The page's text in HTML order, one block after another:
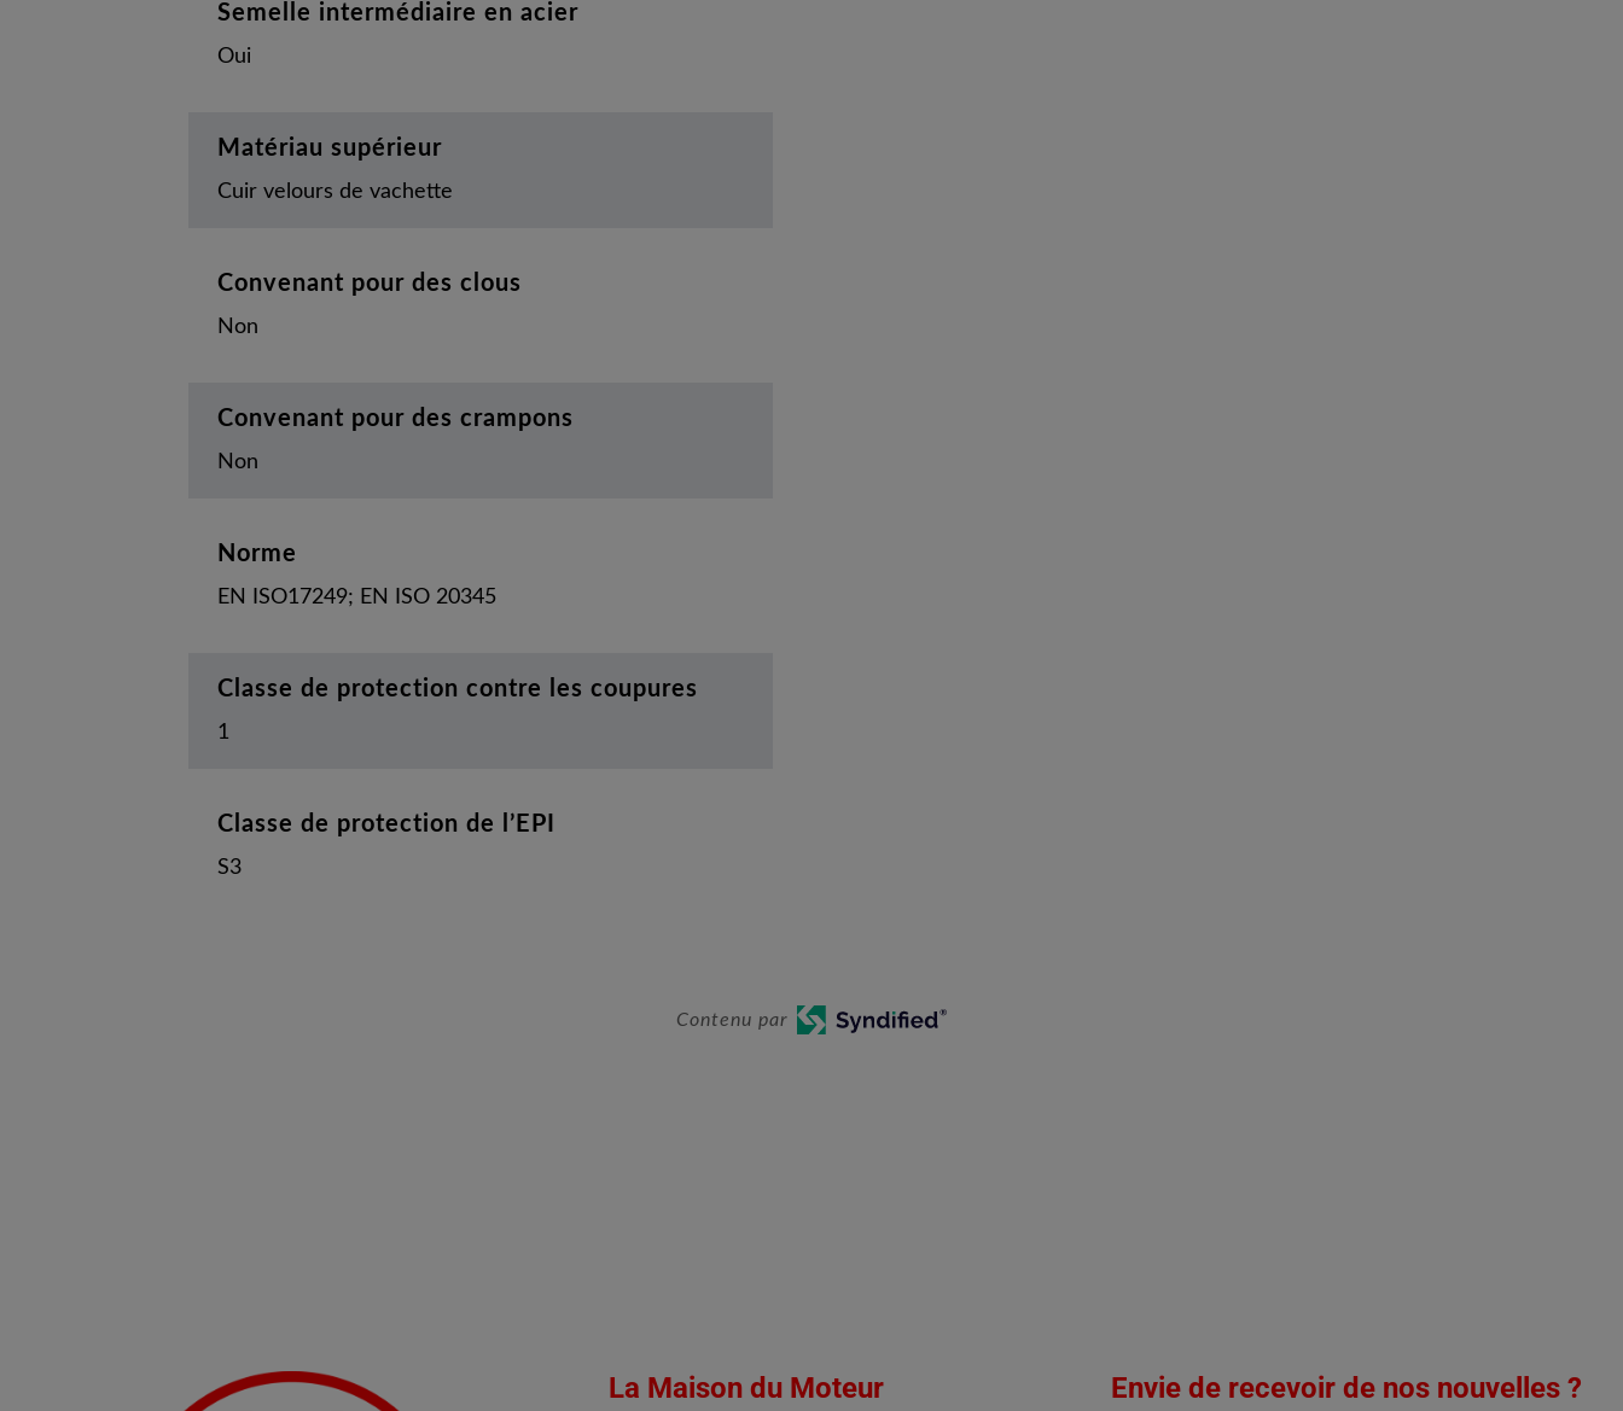
Semelle intermédiaire en acier
Oui
Matériau supérieur
Cuir velours de vachette
Convenant pour des clous
Non
Convenant pour des crampons
Non
Norme
EN ISO17249; EN ISO 20345
Classe de protection contre les coupures
1
Classe de protection de l’EPI
S3
Contenu par
La Maison du Moteur Envie de recevoir de nos nouvelles ?